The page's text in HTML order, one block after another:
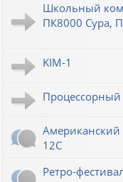
Школьный
ПК8000 Сура,
KIM-1
Процессорный
Американский
12C
Ретро-